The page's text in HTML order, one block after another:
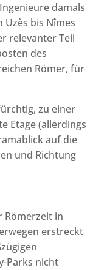
damals
bis Nîmes
relevanter Teil
des
Römer, für
zu einer
Etage (allerdings
auf die
und Richtung
Römerzeit in
erstreckt
Parks nicht